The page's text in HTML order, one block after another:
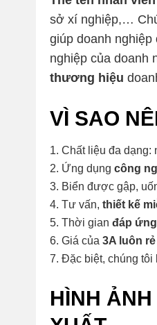
sở xí nghiệp,…
giúp doanh nghiệp
nghiệp của doanh
thương hiệu
VÌ SAO
Chất liệu đa dạng:
Ứng dụng công
Biển được gập,
Tư vấn, thiết kế
Thời gian đáp
Giá của 3A luôn
Đặc biệt, chúng tôi
HÌNH